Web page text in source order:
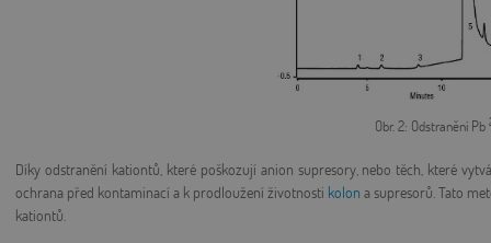
Obr. 2: Odstranění Pb
Díky odstranění kationtů, které poškozují anion supresory, nebo těch, které
ochrana před kontaminací a k prodloužení životnosti kolon a supresorů. Tato
kationtů.